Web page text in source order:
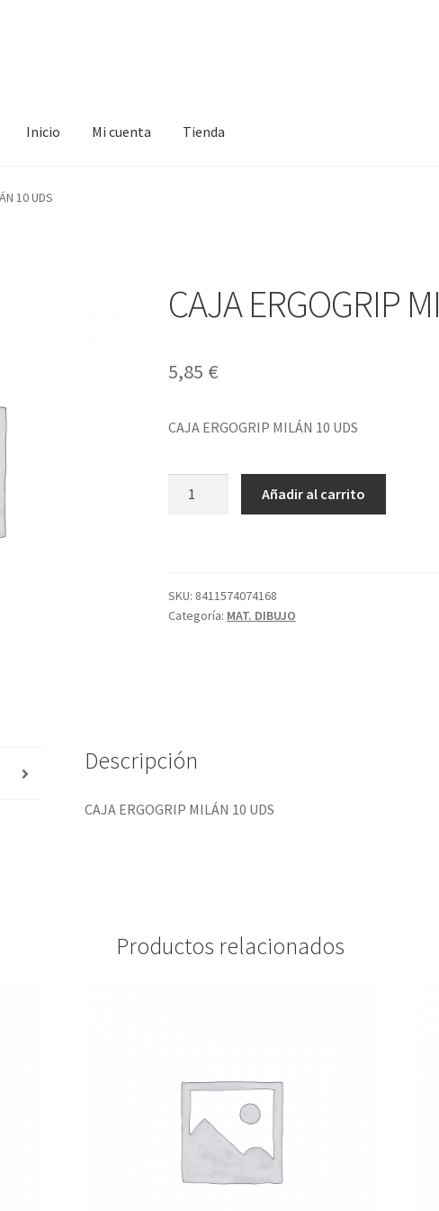
Inicio Mi cuenta Tienda
Tienda
10 UDS
CAJA ERGOGRIP
5,85 €
CAJA ERGOGRIP MILÁN 10 UDS
cantidad
Añadir al carrito
SKU: 8411574074168
Categoría: MAT. DIBUJO
Descripción
CAJA ERGOGRIP MILÁN 10 UDS
Productos relacionados